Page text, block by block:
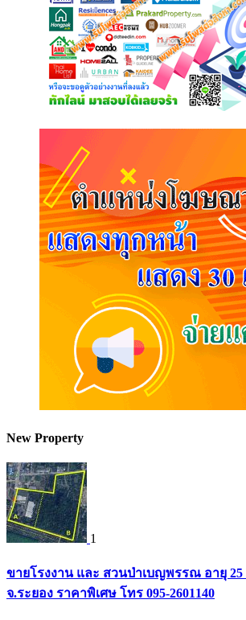
New Property
1
ขายโรงงาน และ สวนป่าเบญพรรณ อายุ 25
จ.ระยอง ราคาพิเศษ โทร 095-2601140